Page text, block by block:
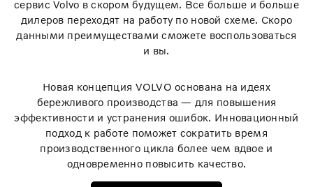
сервис Volvo в скором будущем. Все больше и больше
дилеров переходят на работу по новой схеме. Скоро
данными преимуществами сможете воспользоваться
и вы.
Новая концепция VOLVO основана на идеях
бережливого производства — для повышения
эффективности и устранения ошибок. Инновационный
подход к работе поможет сократить время
производственного цикла более чем вдвое и
одновременно повысить качество.